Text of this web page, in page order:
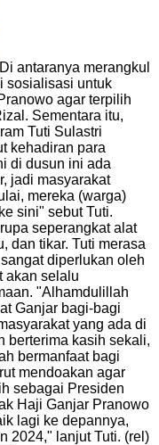
antaranya merangkul
sosialisasi untuk
agar terpilih
Sementara itu,
Tuti Sulastri
kehadiran para
di dusun ini ada
jadi masyarakat
mereka (warga)
sini" sebut Tuti.
seperangkat alat
dan tikar. Tuti merasa
diperlukan oleh
akan selalu
"Alhamdulillah
Ganjar bagi-bagi
yang ada di
berterima kasih sekali,
bermanfaat bagi
mendoakan agar
sebagai Presiden
Haji Ganjar Pranowo
lagi ke depannya,
2024," lanjut Tuti. (rel)